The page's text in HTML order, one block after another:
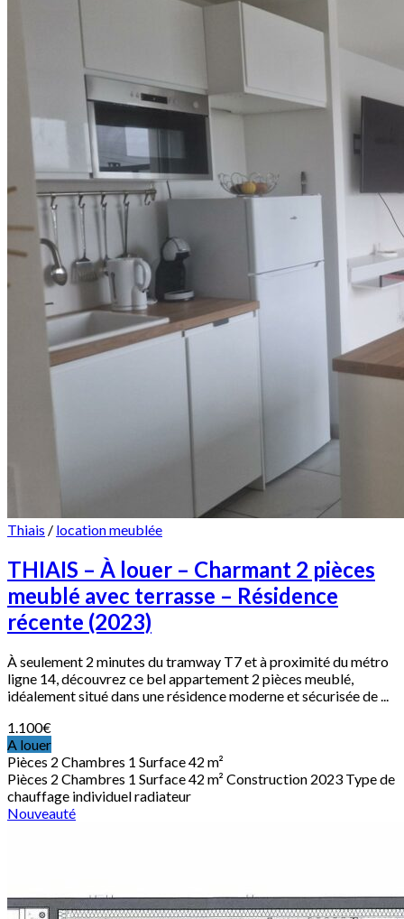
Thiais / location meublée
THIAIS – À louer – Charmant 2 pièces
meublé avec terrasse – Résidence
récente (2023)
À seulement 2 minutes du tramway T7 et à proximité du métro
ligne 14, découvrez ce bel appartement 2 pièces meublé,
idéalement situé dans une résidence moderne et sécurisée de ...
1.100€
A louer
Pièces 2 Chambres 1 Surface42 m²
Pièces 2 Chambres 1 Surface42 m² Construction 2023 Type de
chauffage individuel radiateur
Nouveauté